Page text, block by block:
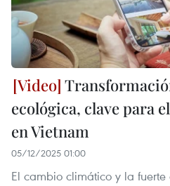
ecológica, clave para
en Vietnam
05/12/2025 01:00
El cambio climático y la